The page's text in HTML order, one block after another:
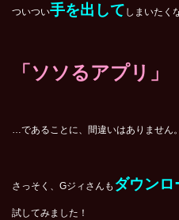
ついつい手を出して しまいたく
「ソソるアプリ」
…であることに、間違いはありません。
さっそく、Gジィさんも ダウンロ
試してみました！